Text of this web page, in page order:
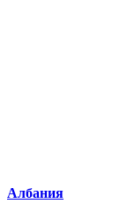
Албания